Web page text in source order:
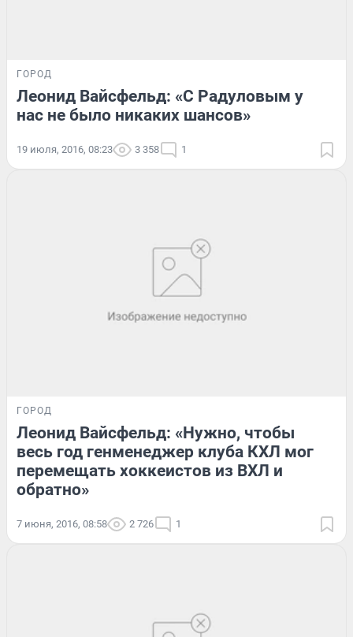
ГОРОД
Леонид Вайсфельд: «С Радуловым у
нас не было никаких шансов»
19 июля, 2016, 08:23 3 358 1
ГОРОД
Леонид Вайсфельд: «Нужно, чтобы
весь год генменеджер клуба КХЛ мог
перемещать хоккеистов из ВХЛ и
обратно»
7 июня, 2016, 08:58 2 726 1